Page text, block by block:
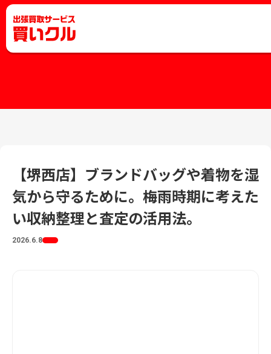
【堺西店】ブランドバッグや着物を湿
気から守るために。梅雨時期に考えた
い収納整理と査定の活用法。
2026.6.8